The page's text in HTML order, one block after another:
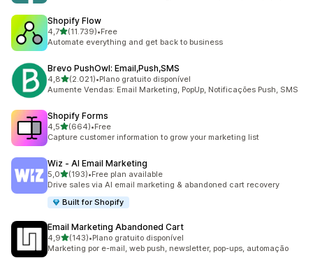
Shopify Flow
4,7de 5 estrelas
(11.739)
11739 total de avaliações
•Free
Automate everything and get back to business
Brevo PushOwl: Email,Push,SMS
4,8de 5 estrelas
(2.021)
2021 total de avaliações
•Plano gratuito disponível
Aumente Vendas: Email Marketing, PopUp, Notificações Push, SMS
Shopify Forms
4,5de 5 estrelas
(664)
664 total de avaliações
•Free
Capture customer information to grow your marketing list
Wiz ‑ AI Email Marketing
5,0de 5 estrelas
(193)
193 total de avaliações
•Free plan available
Drive sales via AI email marketing & abandoned cart recovery
Built for Shopify
Email Marketing Abandoned Cart
4,9de 5 estrelas
(143)
143 total de avaliações
•Plano gratuito disponível
Marketing por e-mail, web push, newsletter, pop-ups, automação